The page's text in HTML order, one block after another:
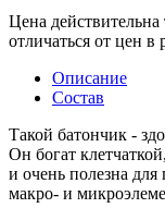
Цена
отличаться от цен
Описание
Состав
Такой батончик -
Он богат
и очень полезна
макро- и